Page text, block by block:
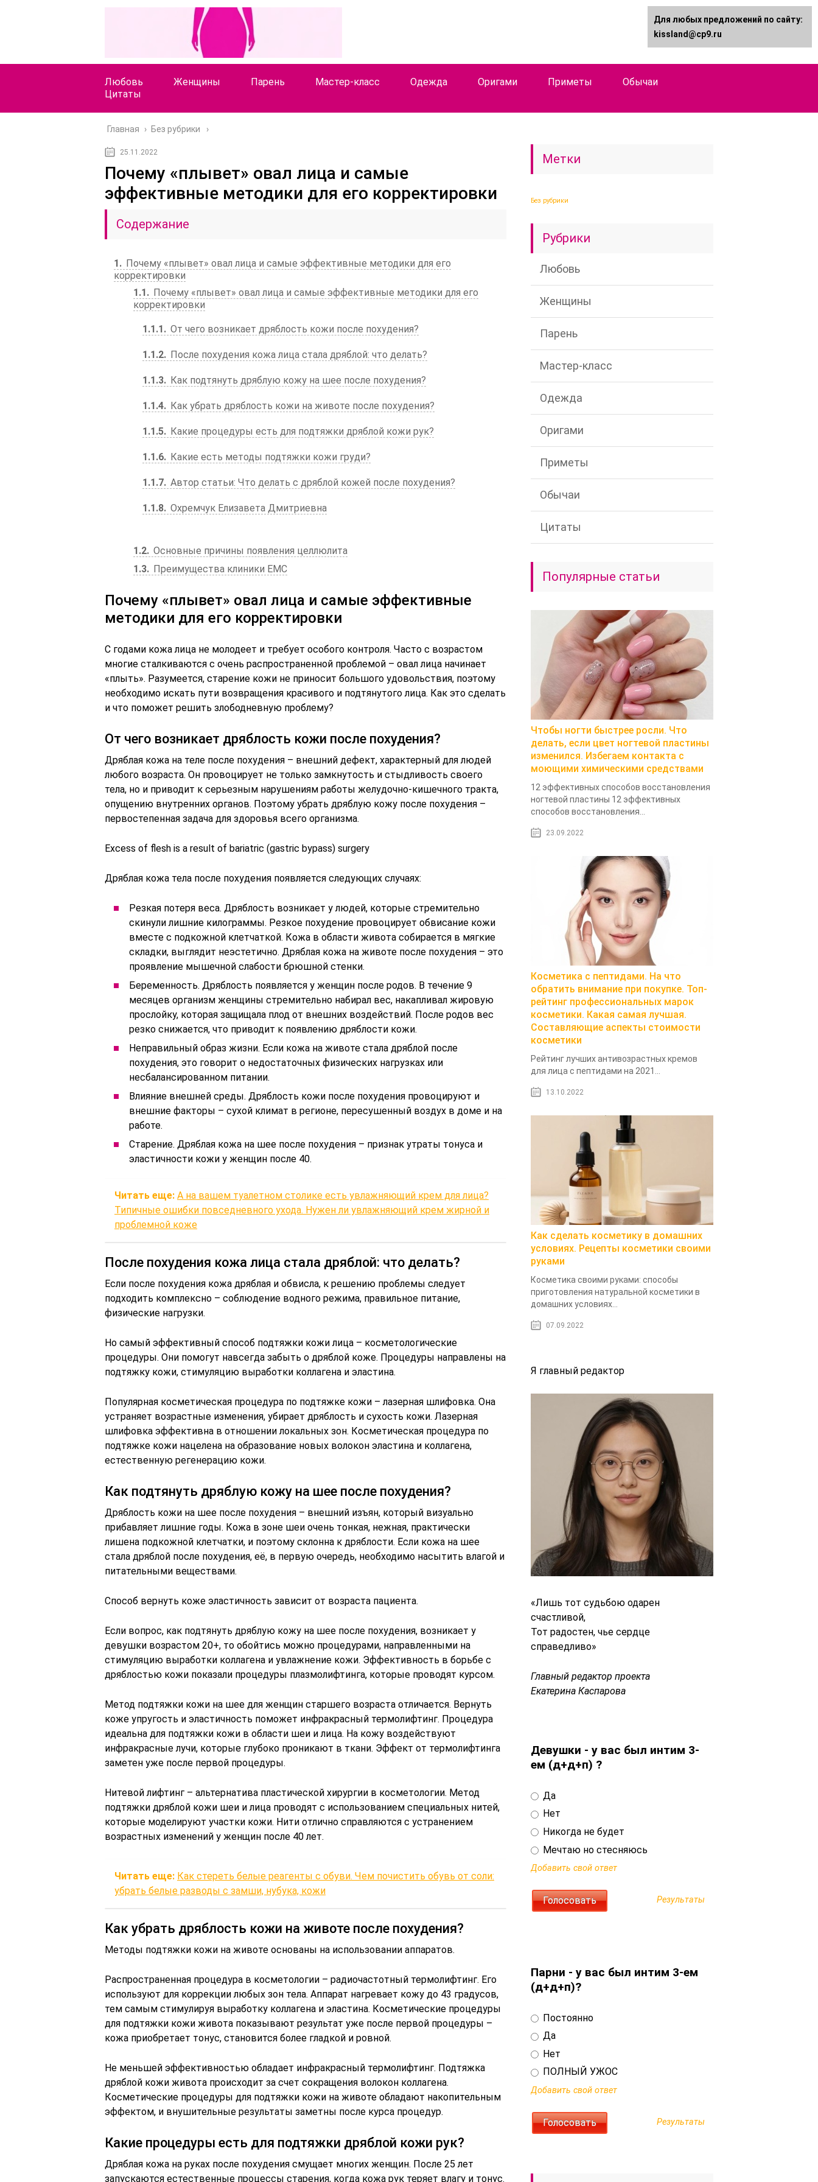
Любовь Женщины Парень Мастер-класс Одежда Оригами Приметы
Обычаи
Цитаты
Главная › Без рубрики
25.11.2022
Почему «плывет» овал лица и самые
эффективные методики для его корректировки
Содержание
1
Почему «плывет» овал лица и самые эффективные методики для его
корректировки
1.1
Почему «плывет» овал лица и самые эффективные методики для его
корректировки
1.1.1 От чего возникает дряблость кожи после похудения?
1.1.2 После похудения кожа лица стала дряблой: что делать?
1.1.3 Как подтянуть дряблую кожу на шее после похудения?
1.1.4 Как убрать дряблость кожи на животе после похудения?
1.1.5 Какие процедуры есть для подтяжки дряблой кожи рук?
1.1.6 Какие есть методы подтяжки кожи груди?
1.1.7 Автор статьи: Что делать с дряблой кожей после похудения?
1.1.8 Охремчук Елизавета Дмитриевна
1.2 Основные причины появления целлюлита
1.3
Преимущества клиники ЕМС
Почему «плывет» овал лица и самые эффективные
методики для его корректировки
С годами кожа лица не молодеет и требует особого контроля. Часто с возрастом
многие сталкиваются с очень распространенной проблемой – овал лица начинает
«плыть». Разумеется, старение кожи не приносит большого удовольствия, поэтому
необходимо искать пути возвращения красивого и подтянутого лица. Как это сделать
и что поможет решить злободневную проблему?
От чего возникает дряблость кожи после похудения?
Дряблая кожа на теле после похудения – внешний дефект, характерный для людей
любого возраста. Он провоцирует не только замкнутость и стыдливость своего
тела, но и приводит к серьезным нарушениям работы желудочно-кишечного тракта,
опущению внутренних органов. Поэтому убрать дряблую кожу после похудения –
первостепенная задача для здоровья всего организма.
Excess of flesh is a result of bariatric (gastric bypass) surgery
Дряблая кожа тела после похудения появляется следующих случаях:
Резкая потеря веса. Дряблость возникает у людей, которые стремительно
скинули лишние килограммы. Резкое похудение провоцирует обвисание кожи
вместе с подкожной клетчаткой. Кожа в области живота собирается в мягкие
складки, выглядит неэстетично. Дряблая кожа на животе после похудения – это
проявление мышечной слабости брюшной стенки.
Беременность. Дряблость появляется у женщин после родов. В течение 9
месяцев организм женщины стремительно набирал вес, накапливал жировую
прослойку, которая защищала плод от внешних воздействий. После родов вес
резко снижается, что приводит к появлению дряблости кожи.
Неправильный образ жизни. Если кожа на животе стала дряблой после
похудения, это говорит о недостаточных физических нагрузках или
несбалансированном питании.
Влияние внешней среды. Дряблость кожи после похудения провоцируют и
внешние факторы – сухой климат в регионе, пересушенный воздух в доме и на
работе.
Старение. Дряблая кожа на шее после похудения – признак утраты тонуса и
эластичности кожи у женщин после 40.
Читать еще: А на вашем туалетном столике есть увлажняющий крем для лица?
Типичные ошибки повседневного ухода. Нужен ли увлажняющий крем жирной и
проблемной коже
После похудения кожа лица стала дряблой: что делать?
Если после похудения кожа дряблая и обвисла, к решению проблемы следует
подходить комплексно – соблюдение водного режима, правильное питание,
физические нагрузки.
Но самый эффективный способ подтяжки кожи лица – косметологические
процедуры. Они помогут навсегда забыть о дряблой коже. Процедуры направлены на
подтяжку кожи, стимуляцию выработки коллагена и эластина.
Популярная косметическая процедура по подтяжке кожи – лазерная шлифовка. Она
устраняет возрастные изменения, убирает дряблость и сухость кожи. Лазерная
шлифовка эффективна в отношении локальных зон. Косметическая процедура по
подтяжке кожи нацелена на образование новых волокон эластина и коллагена,
естественную регенерацию кожи.
Как подтянуть дряблую кожу на шее после похудения?
Дряблость кожи на шее после похудения – внешний изъян, который визуально
прибавляет лишние годы. Кожа в зоне шеи очень тонкая, нежная, практически
лишена подкожной клетчатки, и поэтому склонна к дряблости. Если кожа на шее
стала дряблой после похудения, её, в первую очередь, необходимо насытить влагой и
питательными веществами.
Способ вернуть коже эластичность зависит от возраста пациента.
Если вопрос, как подтянуть дряблую кожу на шее после похудения, возникает у
девушки возрастом 20+, то обойтись можно процедурами, направленными на
стимуляцию выработки коллагена и увлажнение кожи. Эффективность в борьбе с
дряблостью кожи показали процедуры плазмолифтинга, которые проводят курсом.
Метод подтяжки кожи на шее для женщин старшего возраста отличается. Вернуть
коже упругость и эластичность поможет инфракрасный термолифтинг. Процедура
идеальна для подтяжки кожи в области шеи и лица. На кожу воздействуют
инфракрасные лучи, которые глубоко проникают в ткани. Эффект от термолифтинга
заметен уже после первой процедуры.
Нитевой лифтинг – альтернатива пластической хирургии в косметологии. Метод
подтяжки дряблой кожи шеи и лица проводят с использованием специальных нитей,
которые моделируют участки кожи. Нити отлично справляются с устранением
возрастных изменений у женщин после 40 лет.
Читать еще: Как стереть белые реагенты с обуви. Чем почистить обувь от соли:
убрать белые разводы с замши, нубука, кожи
Как убрать дряблость кожи на животе после похудения?
Методы подтяжки кожи на животе основаны на использовании аппаратов.
Распространенная процедура в косметологии – радиочастотный термолифтинг. Его
используют для коррекции любых зон тела. Аппарат нагревает кожу до 43 градусов,
тем самым стимулируя выработку коллагена и эластина. Косметические процедуры
для подтяжки кожи живота показывают результат уже после первой процедуры –
кожа приобретает тонус, становится более гладкой и ровной.
Не меньшей эффективностью обладает инфракрасный термолифтинг. Подтяжка
дряблой кожи живота происходит за счет сокращения волокон коллагена.
Косметические процедуры для подтяжки кожи на животе обладают накопительным
эффектом, и внушительные результаты заметны после курса процедур.
Какие процедуры есть для подтяжки дряблой кожи рук?
Дряблая кожа на руках после похудения смущает многих женщин. После 25 лет
запускаются естественные процессы старения, когда кожа рук теряет влагу и тонус.
Метки
Без рубрики
Рубрики
Любовь
Женщины
Парень
Мастер-класс
Одежда
Оригами
Приметы
Обычаи
Цитаты
Популярные статьи
Чтобы ногти быстрее росли. Что
делать, если цвет ногтевой пластины
изменился. Избегаем контакта с
моющими химическими средствами
12 эффективных способов восстановления
ногтевой пластины 12 эффективных
способов восстановления...
23.09.2022
Косметика с пептидами. На что
обратить внимание при покупке. Топ-
рейтинг профессиональных марок
косметики. Какая самая лучшая.
Составляющие аспекты стоимости
косметики
Рейтинг лучших антивозрастных кремов
для лица с пептидами на 2021...
13.10.2022
Как сделать косметику в домашних
условиях. Рецепты косметики своими
руками
Косметика своими руками: способы
приготовления натуральной косметики в
домашних условиях...
07.09.2022
Я главный редактор
«Лишь тот судьбою одарен
счастливой,
Тот радостен, чье сердце
справедливо»
Главный редактор проекта
Екатерина Каспарова
Девушки - у вас был интим 3-
ем (д+д+п) ?
Да
Нет
Никогда не будет
Мечтаю но стесняюсь
Добавить свой ответ
Результаты
Парни - у вас был интим 3-ем
(д+д+п)?
Постоянно
Да
Нет
ПОЛНЫЙ УЖОС
Добавить свой ответ
Результаты
Для любых предложений по сайту:
kissland@cp9.ru